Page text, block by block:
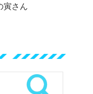
寅さん